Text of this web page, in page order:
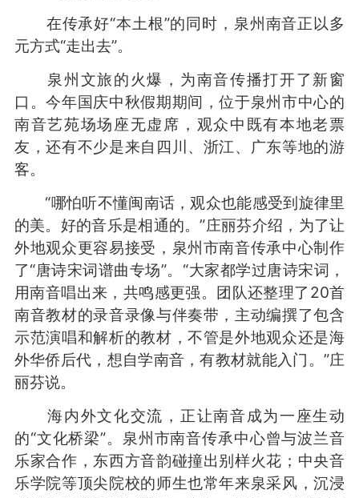
在传承好“本土根”的同时，泉州南音正以多
元方式“走出去”。
泉州文旅的火爆，为南音传播打开了新窗
口。今年国庆中秋假期期间，位于泉州市中心的
南音艺苑场场座无虚席，观众中既有本地老票
友，还有不少是来自四川、浙江、广东等地的游
客。
“哪怕听不懂闽南话，观众也能感受到旋律里
的美。好的音乐是相通的。”庄丽芬介绍，为了让
外地观众更容易接受，泉州市南音传承中心制作
了“唐诗宋词谱曲专场”。“大家都学过唐诗宋词，
用南音唱出来，共鸣感更强。团队还整理了20首
南音教材的录音录像与伴奏带，主动编撰了包含
示范演唱和解析的教材，不管是外地观众还是海
外华侨后代，想自学南音，有教材就能入门。”庄
丽芬说。
海内外文化交流，正让南音成为一座生动
的“文化桥梁”。泉州市南音传承中心曾与波兰音
乐家合作，东西方音韵碰撞出别样火花；中央音
乐学院等顶尖院校的师生也常年来泉采风，沉浸